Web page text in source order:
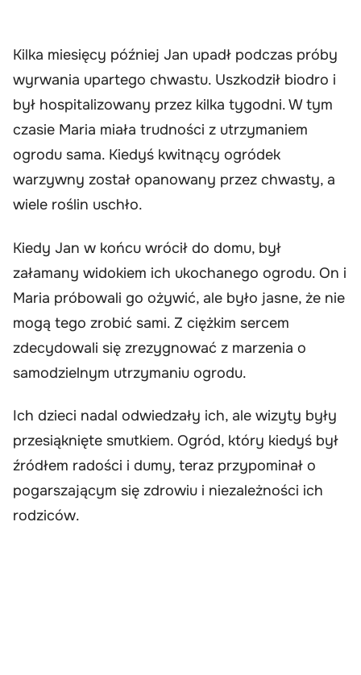
Kilka miesięcy później Jan upadł podczas próby
wyrwania upartego chwastu. Uszkodził biodro i
był hospitalizowany przez kilka tygodni. W tym
czasie Maria miała trudności z utrzymaniem
ogrodu sama. Kiedyś kwitnący ogródek
warzywny został opanowany przez chwasty, a
wiele roślin uschło.
Kiedy Jan w końcu wrócił do domu, był
załamany widokiem ich ukochanego ogrodu. On i
Maria próbowali go ożywić, ale było jasne, że nie
mogą tego zrobić sami. Z ciężkim sercem
zdecydowali się zrezygnować z marzenia o
samodzielnym utrzymaniu ogrodu.
Ich dzieci nadal odwiedzały ich, ale wizyty były
przesiąknięte smutkiem. Ogród, który kiedyś był
źródłem radości i dumy, teraz przypominał o
pogarszającym się zdrowiu i niezależności ich
rodziców.